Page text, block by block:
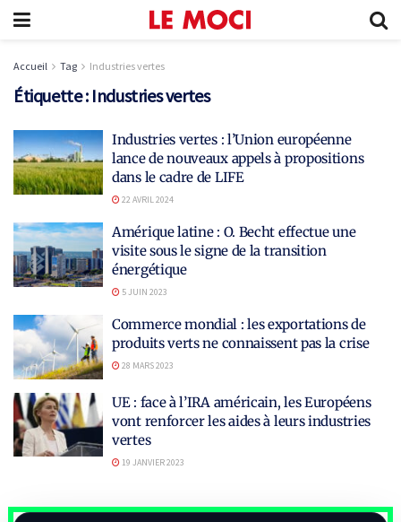
Accueil Tag Industries vertes
Étiquette : Industries vertes
Industries vertes : l’Union européenne
lance de nouveaux appels à propositions
dans le cadre de LIFE
22 AVRIL 2024
Amérique latine : O. Becht effectue une
visite sous le signe de la transition
énergétique
5 JUIN 2023
Commerce mondial : les exportations de
produits verts ne connaissent pas la crise
28 MARS 2023
UE : face à l’IRA américain, les Européens
vont renforcer les aides à leurs industries
vertes
19 JANVIER 2023